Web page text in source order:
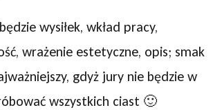
wysiłek, wkład pracy,
wrażenie estetyczne, opis; smak
gdyż jury nie będzie w
wszystkich ciast 🙂